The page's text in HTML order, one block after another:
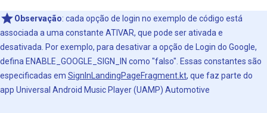
Observação: cada opção de login no exemplo de código está
associada a uma constante ATIVAR, que pode ser ativada e
desativada. Por exemplo, para desativar a opção de Login do Google,
defina ENABLE_GOOGLE_SIGN_IN como "falso". Essas constantes são
especificadas em SignInLandingPageFragment.kt, que faz parte do
app Universal Android Music Player (UAMP) Automotive